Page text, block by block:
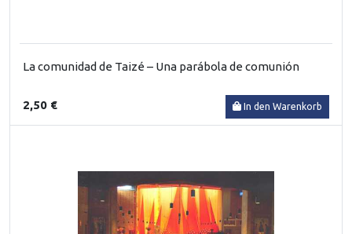
La comunidad de Taizé – Una parábola de comunión
2,50 € In den Warenkorb